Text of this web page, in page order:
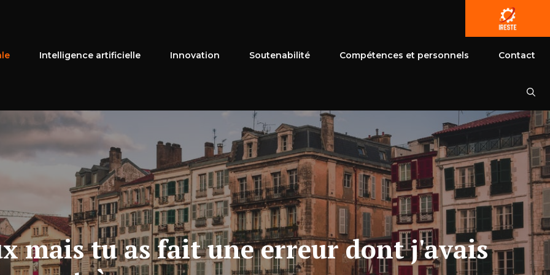
Intelligence artificielle Innovation Soutenabilité Compétences et personnels Contact
mais tu as fait une erreur dont j'avais